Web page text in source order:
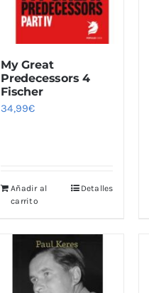
My Great
Predecessors 4
Fischer
34,99€
Añadir al
carrito
Detalles